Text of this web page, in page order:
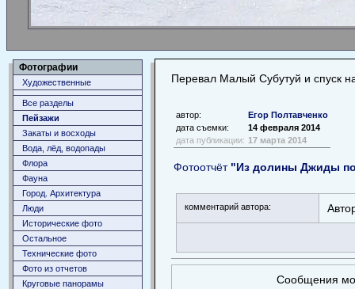
Фотографии
Художественные
Все разделы
Пейзажи
Закаты и восходы
Вода, лёд, водопады
Флора
Фауна
Город. Архитектура
Люди
Исторические фото
Остальное
Технические фото
Фото из отчетов
Круговые панорамы
Перевал Малый Субутуй и спуск
автор:
Егор Полтавченко
дата съемки:
14 февраля 2014
дата публикации: 17 марта 2014
Фотоотчёт "Из долины Джиды
комментарий автора:
Сообщения